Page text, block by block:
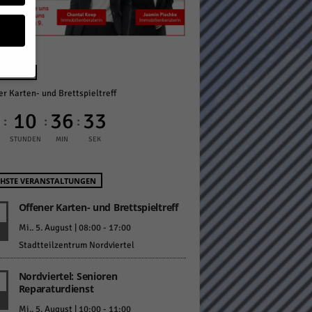
Karten- und Brettspieltreff
: 10
STUNDEN
: 36
MIN
: 32
SEK
VERANSTALTUNGEN
Offener Karten- und Brettspieltreff
Mi.. 5. August | 08:00- 17:00
Stadtteilzentrum Nordviertel
Nordviertel: Senioren
Reparaturdienst
Mi.. 5. August | 10:00- 11:00
z.
Zurück